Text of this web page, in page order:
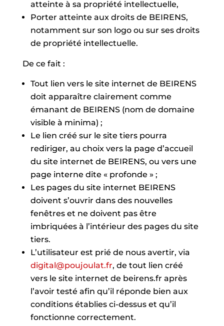
atteinte à sa propriété intellectuelle,
Porter atteinte aux droits de BEIRENS,
notamment sur son logo ou sur ses droits
de propriété intellectuelle.
De ce fait :
Tout lien vers le site internet de BEIRENS
doit apparaître clairement comme
émanant de BEIRENS (nom de domaine
visible à minima) ;
Le lien créé sur le site tiers pourra
rediriger, au choix vers la page d’accueil
du site internet de BEIRENS, ou vers une
page interne dite « profonde » ;
Les pages du site internet BEIRENS
doivent s’ouvrir dans des nouvelles
fenêtres et ne doivent pas être
imbriquées à l’intérieur des pages du site
tiers.
L’utilisateur est prié de nous avertir, via
digital@poujoulat.fr, de tout lien créé
vers le site internet de beirens.fr après
l’avoir testé afin qu’il réponde bien aux
conditions établies ci-dessus et qu’il
fonctionne correctement.